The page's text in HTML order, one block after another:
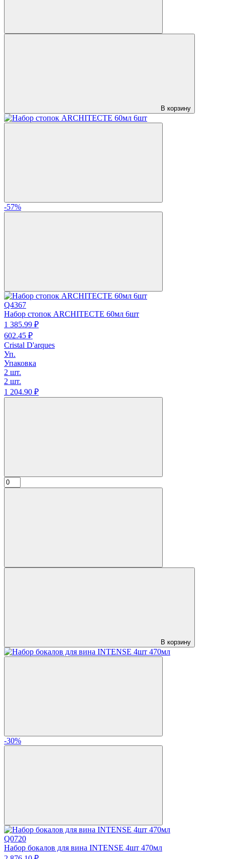
В корзину
-57%
Q4367
Набор стопок ARCHITECTE 60мл 6шт
1 385.99 ₽
602.45 ₽
Cristal D'arques
Уп.
Упаковка
2 шт.
2 шт.
1 204.90 ₽
В корзину
-30%
Q0720
Набор бокалов для вина INTENSE 4шт 470мл